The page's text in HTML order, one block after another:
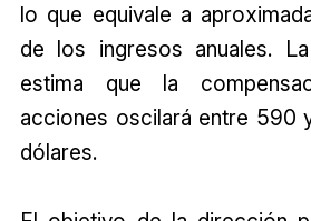
lo que equivale a
de los ingresos anuales.
estima que la
acciones oscilará entre 590
dólares.